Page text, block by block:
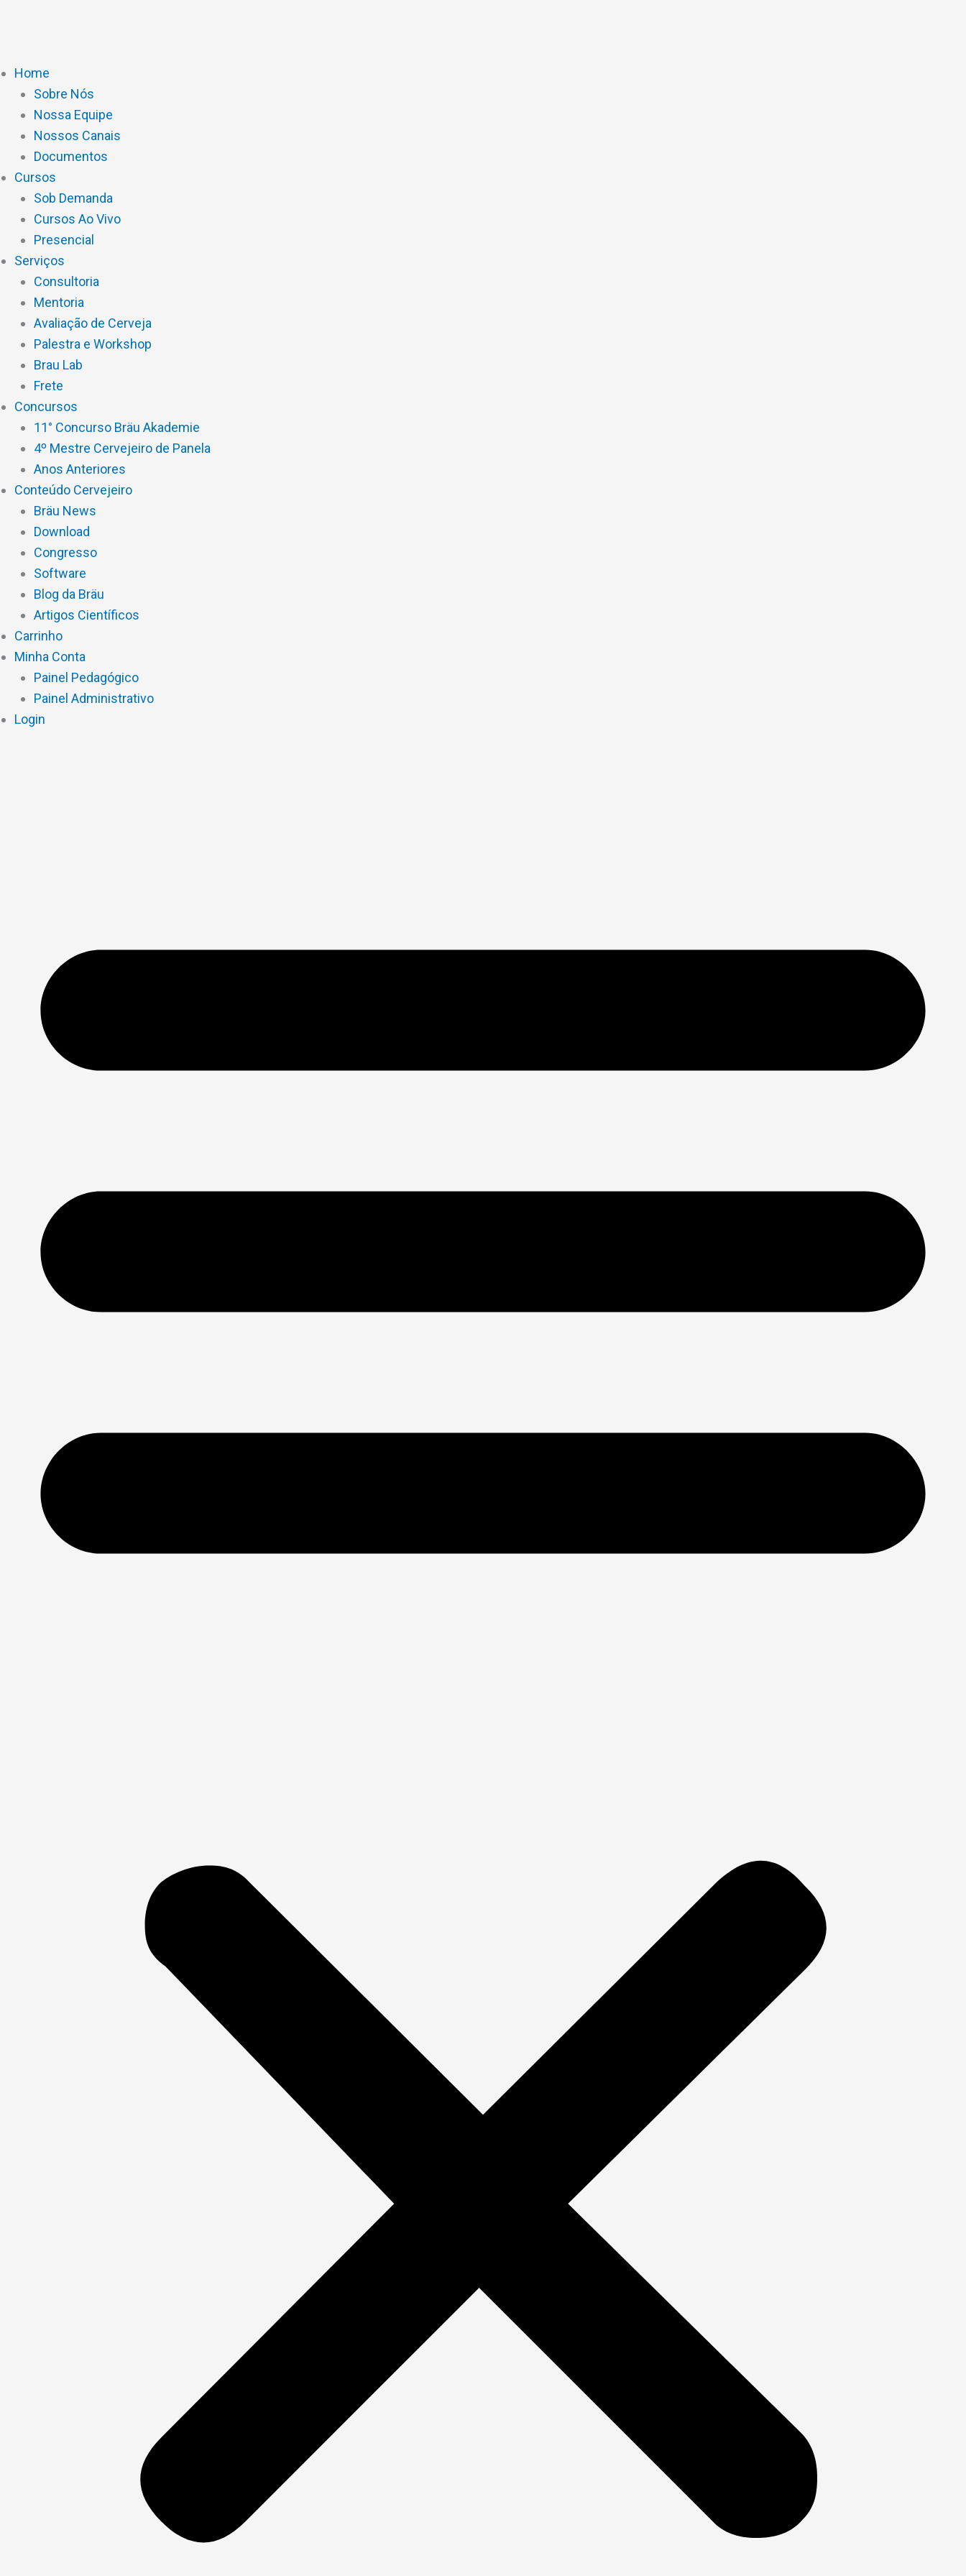
conteúdo
Home
Sobre Nós
Nossa Equipe
Nossos Canais
Documentos
Cursos
Sob Demanda
Cursos Ao Vivo
Presencial
Serviços
Consultoria
Mentoria
Avaliação de Cerveja
Palestra e Workshop
Brau Lab
Frete
Concursos
11° Concurso Bräu Akademie
4º Mestre Cervejeiro de Panela
Anos Anteriores
Conteúdo Cervejeiro
Bräu News
Download
Congresso
Software
Blog da Bräu
Artigos Científicos
Carrinho
Minha Conta
Painel Pedagógico
Painel Administrativo
Login